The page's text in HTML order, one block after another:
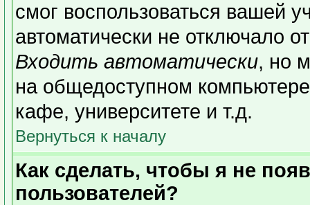
смог воспользоваться вашей
автоматически не отключало
Входить автоматически, но
на общедоступном
кафе, университете и т.д.
Вернуться к началу
Как сделать, чтобы я не
пользователей?